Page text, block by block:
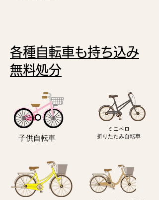
各種自転車も持ち込み
無料処分
子供自転車
ミニペロ
​折りたたみ自転車